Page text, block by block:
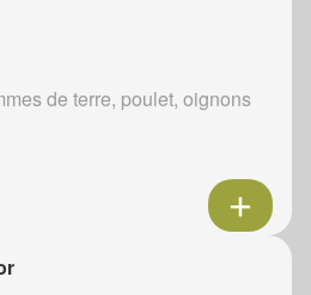
de terre, poulet, oignons